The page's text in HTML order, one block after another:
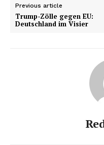
Previous article
Trump-Zölle gegen EU:
Deutschland im Visier